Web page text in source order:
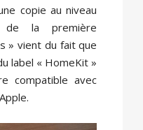
copie au niveau
de la première
» vient du fait que
label « HomeKit »
compatible avec